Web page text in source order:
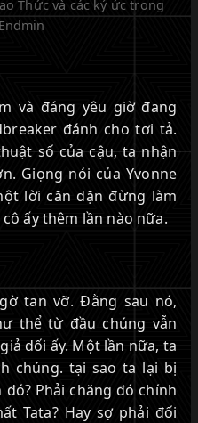
Thức và các ký ức trong
và đáng yêu giờ đang
đánh cho tơi tả.
số của cậu, ta nhận
Giọng nói của Yvonne
lời căn dặn đừng làm
ấy thêm lần nào nữa.
tan vỡ. Đằng sau nó,
thể từ đầu chúng vẫn
dối ấy. Một lần nữa, ta
chúng. tại sao ta lại bị
Phải chăng đó chính
Tata? Hay sợ phải đối